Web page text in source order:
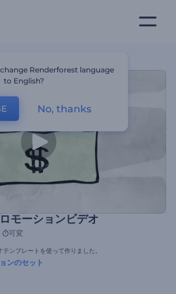
モーションビデオ
可変
ンプレートを使って作りました。
ンのセット
Renderforest language
to English?
No, thanks